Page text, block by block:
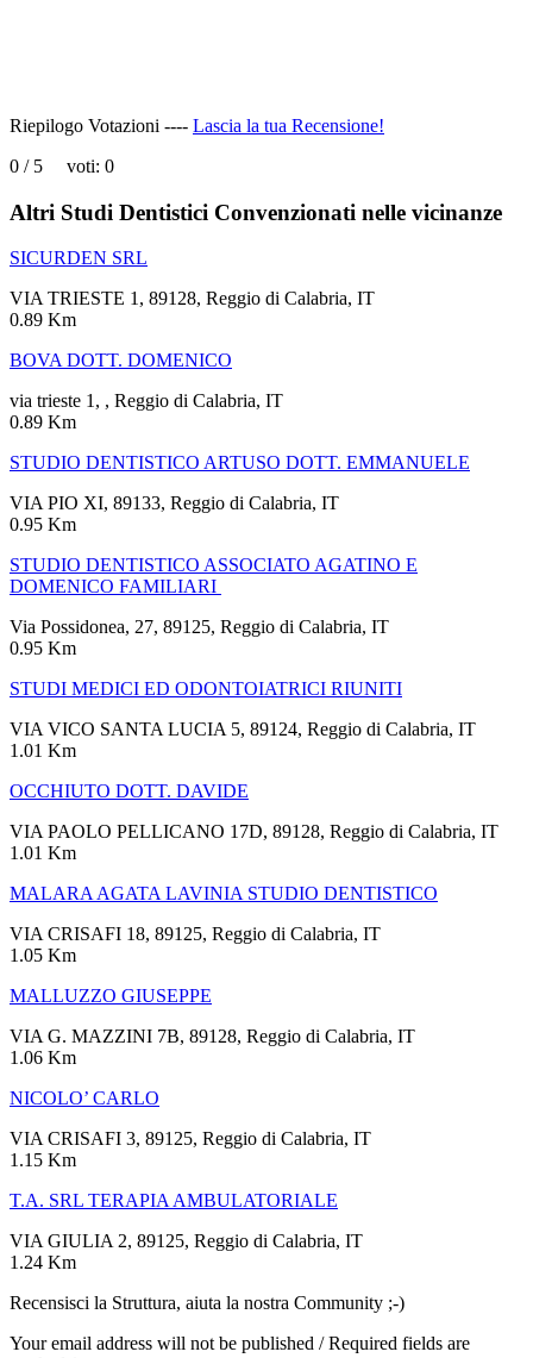
Riepilogo Votazioni ---- Lascia la tua Recensione!
0 / 5 voti: 0
Altri Studi Dentistici Convenzionati nelle vicinanze
SICURDEN SRL
VIA TRIESTE 1, 89128, Reggio di Calabria, IT
0.89 Km
BOVA DOTT. DOMENICO
via trieste 1, , Reggio di Calabria, IT
0.89 Km
STUDIO DENTISTICO ARTUSO DOTT. EMMANUELE
VIA PIO XI, 89133, Reggio di Calabria, IT
0.95 Km
STUDIO DENTISTICO ASSOCIATO AGATINO E
DOMENICO FAMILIARI
Via Possidonea, 27, 89125, Reggio di Calabria, IT
0.95 Km
STUDI MEDICI ED ODONTOIATRICI RIUNITI
VIA VICO SANTA LUCIA 5, 89124, Reggio di Calabria, IT
1.01 Km
OCCHIUTO DOTT. DAVIDE
VIA PAOLO PELLICANO 17D, 89128, Reggio di Calabria, IT
1.01 Km
MALARA AGATA LAVINIA STUDIO DENTISTICO
VIA CRISAFI 18, 89125, Reggio di Calabria, IT
1.05 Km
MALLUZZO GIUSEPPE
VIA G. MAZZINI 7B, 89128, Reggio di Calabria, IT
1.06 Km
NICOLO’ CARLO
VIA CRISAFI 3, 89125, Reggio di Calabria, IT
1.15 Km
T.A. SRL TERAPIA AMBULATORIALE
VIA GIULIA 2, 89125, Reggio di Calabria, IT
1.24 Km
Recensisci la Struttura, aiuta la nostra Community ;-)
Your email address will not be published / Required fields are